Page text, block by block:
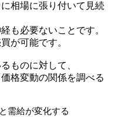
相場に張り付いて見続
も必要ないことです。
が可能です。
ものに対して、
格変動の関係を調べる
需給が変化する